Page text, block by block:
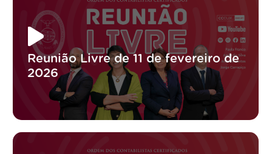
Reunião Livre de 11 de fevereiro de
2026